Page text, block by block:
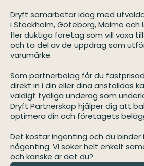
Dryft samarbetar idag med
i Stockholm, Göteborg, Malmö och
fler duktiga företag som vill växa
och ta del av de uppdrag som
varumärke.
Som partnerbolag får du
direkt in i din eller dina anställdas
väldigt tydliga underag som
Dryft Partnerskap hjälper dig att
optimera din och företagets
Det kostar ingenting och du
någonting. Vi söker helt enkelt
och kanske är det du?